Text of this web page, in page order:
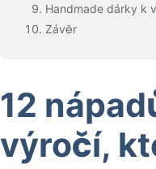
Handmade dárky k
Závěr
12
výročí,